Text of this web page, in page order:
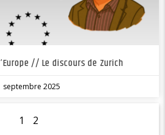
// Le discours de Zurich
septembre 2025
1 2